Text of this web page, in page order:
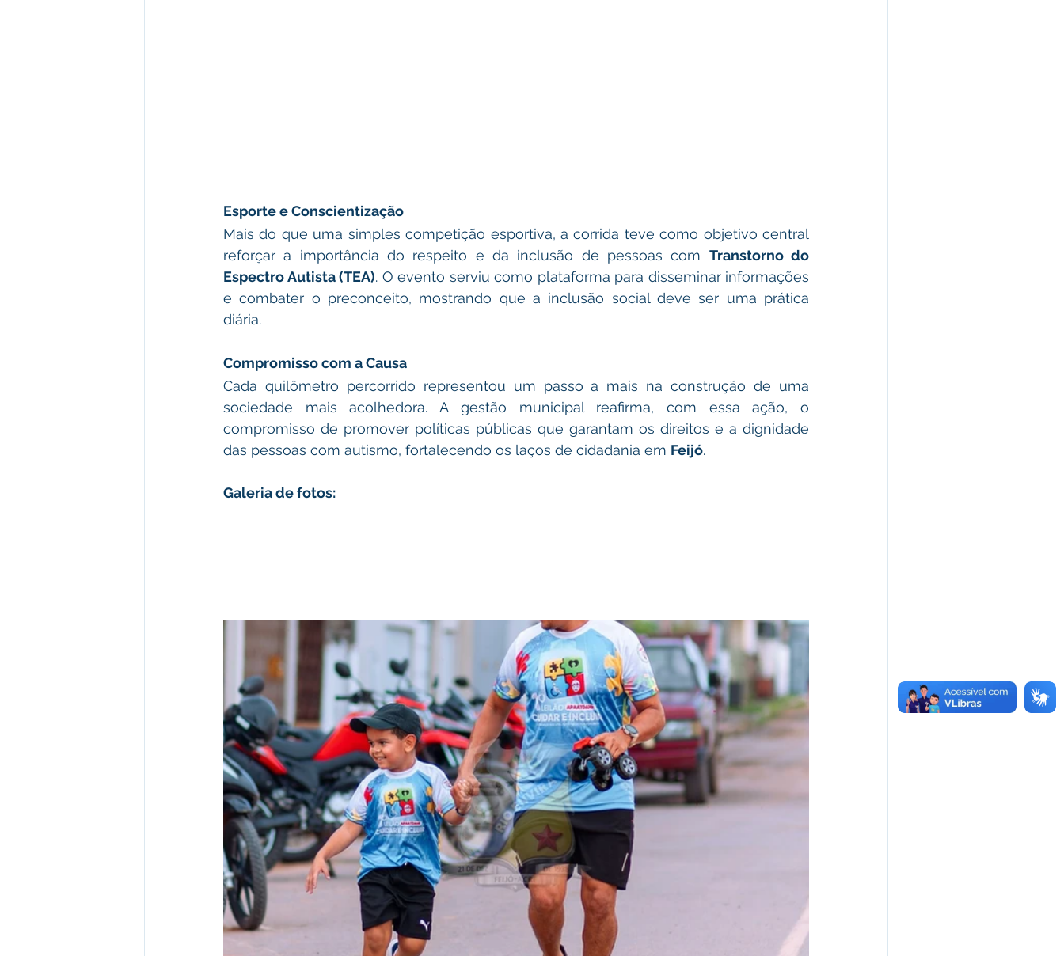
Esporte e Conscientização
Mais do que uma simples competição esportiva, a corrida teve como objetivo central
reforçar a importância do respeito e da inclusão de pessoas com Transtorno do
Espectro Autista (TEA). O evento serviu como plataforma para disseminar informações
e combater o preconceito, mostrando que a inclusão social deve ser uma prática
diária.
Compromisso com a Causa
Cada quilômetro percorrido representou um passo a mais na construção de uma
sociedade mais acolhedora. A gestão municipal reafirma, com essa ação, o
compromisso de promover políticas públicas que garantam os direitos e a dignidade
das pessoas com autismo, fortalecendo os laços de cidadania em Feijó.
Galeria de fotos: